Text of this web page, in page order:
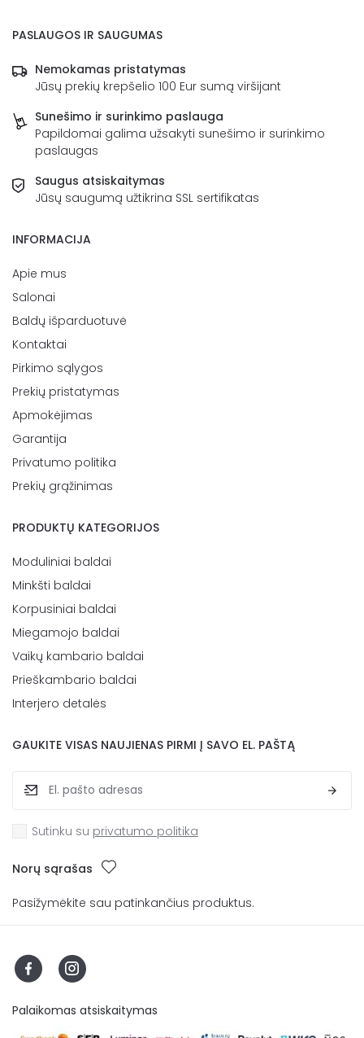
PASLAUGOS IR SAUGUMAS
Nemokamas pristatymas
Jūsų prekių krepšelio 100 Eur sumą viršijant
Sunešimo ir surinkimo paslauga
Papildomai galima užsakyti sunešimo ir surinkimo
paslaugas
Saugus atsiskaitymas
Jūsų saugumą užtikrina SSL sertifikatas
INFORMACIJA
Apie mus
Salonai
Baldų išparduotuvė
Kontaktai
Pirkimo sąlygos
Prekių pristatymas
Apmokėjimas
Garantija
Privatumo politika
Prekių grąžinimas
PRODUKTŲ KATEGORIJOS
Moduliniai baldai
Minkšti baldai
Korpusiniai baldai
Miegamojo baldai
Vaikų kambario baldai
Prieškambario baldai
Interjero detalės
GAUKITE VISAS NAUJIENAS PIRMI Į SAVO EL. PAŠTĄ
Sutinku su privatumo politika
Norų sąrašas
Pasižymėkite sau patinkančius produktus.
Palaikomas atsiskaitymas